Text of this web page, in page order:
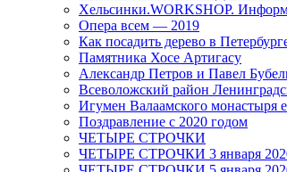
Хельсинки.WORKSHOP.
Опера всем — 2019
Как посадить дерево в
Памятника Хосе Артигасу
Александр Петров и Павел
Всеволожский район
Игумен Валаамского монастыря
Поздравление с 2020 годом
ЧЕТЫРЕ СТРОЧКИ
ЧЕТЫРЕ СТРОЧКИ 3 января